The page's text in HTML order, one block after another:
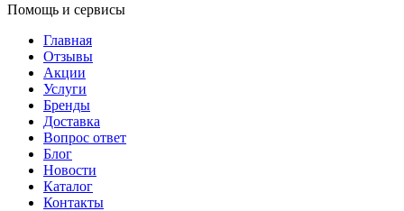
Помощь и сервисы
Главная
Отзывы
Акции
Услуги
Бренды
Доставка
Вопрос ответ
Блог
Новости
Каталог
Контакты